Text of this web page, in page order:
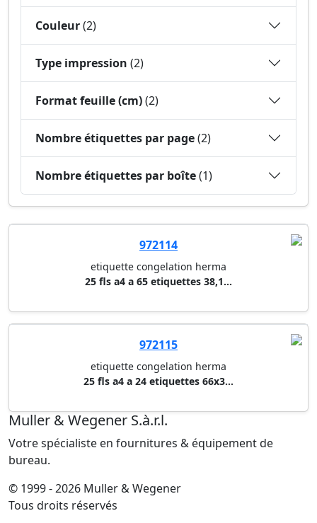
Couleur(2)
Type impression (2)
Format feuille (cm)(2)
Nombre étiquettes par page(2)
Nombre étiquettes par boîte(1)
972114
etiquette congelation herma
25 fls a4 a 65 etiquettes 38,1...
972115
etiquette congelation herma
25 fls a4 a 24 etiquettes 66x3...
Muller & Wegener S.à.r.l.
Votre spécialiste en fournitures & équipement de
bureau.
© 1999 - 2026 Muller & Wegener
Tous droits réservés